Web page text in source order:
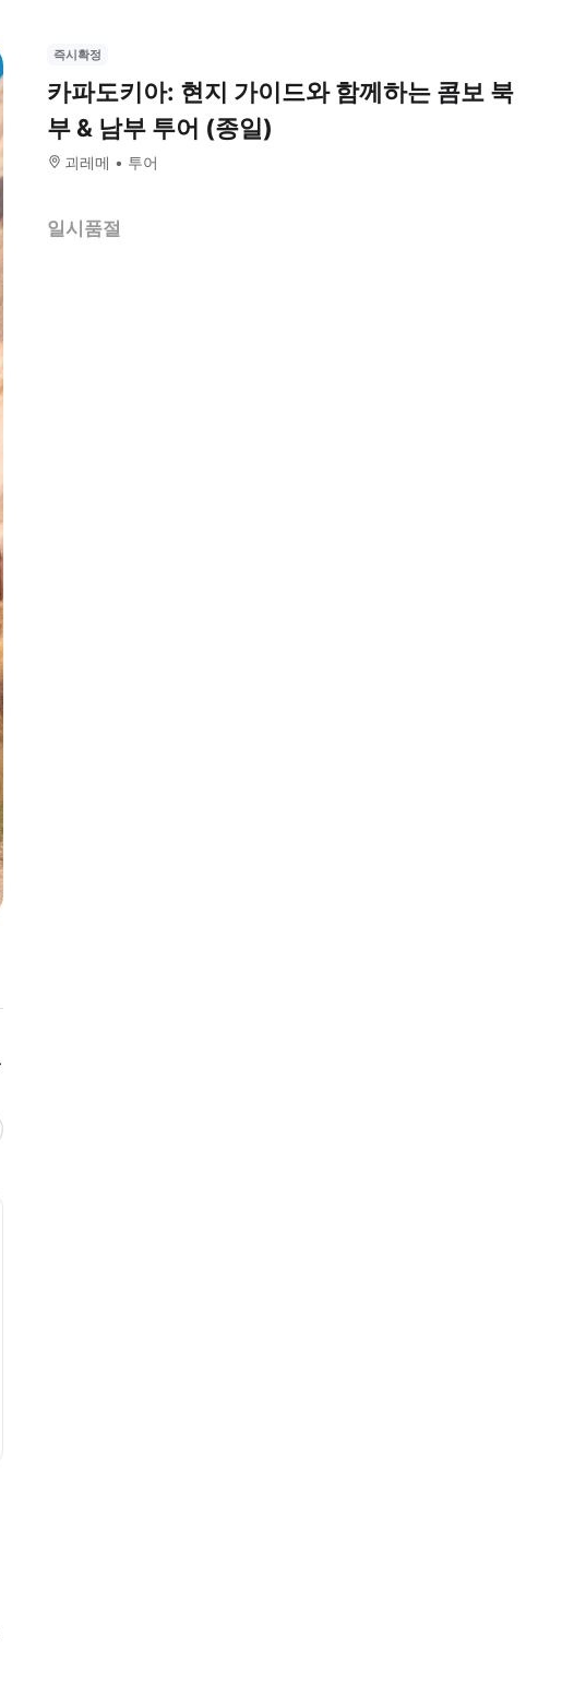
즉시확정
카파도키아: 현지 가이드와 함께하는 콤보 북
부 & 남부 투어 (종일)
괴레메 투어
일시품절